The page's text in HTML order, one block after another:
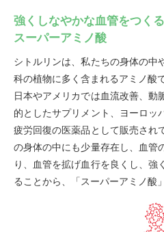
強くしなやかな血管をつくる
スーパーアミノ酸
シトルリンは、私たちの身体の中
科の植物に多く含まれるアミノ酸で
日本やアメリカでは血流改善、動
的としたサプリメント、ヨーロッ
疲労回復の医薬品として販売され
の身体の中にも少量存在し、血管
り、血管を拡げ血行を良くし、強
ることから、「スーパーアミノ酸